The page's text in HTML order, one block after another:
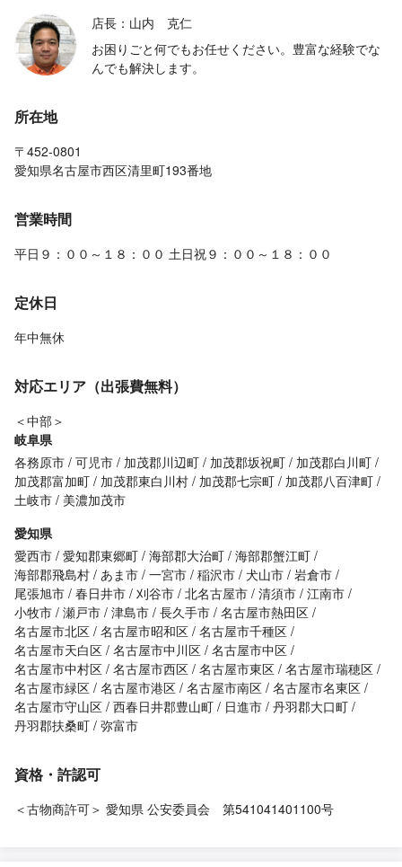
店長：山内 克仁
お困りごと何でもお任せください。豊富な経験でな
んでも解決します。
所在地
〒452-0801
愛知県名古屋市西区清里町193番地
営業時間
平日９：００～１８：００ 土日祝９：００～１８：００
定休日
年中無休
対応エリア（出張費無料）
＜中部＞
岐阜県
各務原市 可児市 加茂郡川辺町 加茂郡坂祝町
加茂郡白川町
加茂郡富加町
加茂郡東白川村 加茂郡七宗町
加茂郡八百津町
土岐市
美濃加茂市
愛知県
愛西市 愛知郡東郷町 海部郡大治町 海部郡蟹江町
海部郡飛島村 あま市 一宮市 稲沢市 犬山市 岩倉市
尾張旭市 春日井市 刈谷市 北名古屋市 清須市 江南市
小牧市 瀬戸市 津島市 長久手市 名古屋市熱田区
名古屋市北区 名古屋市昭和区 名古屋市千種区
名古屋市天白区 名古屋市中川区 名古屋市中区
名古屋市中村区 名古屋市西区 名古屋市東区 名古屋市瑞穂区
名古屋市緑区 名古屋市港区 名古屋市南区 名古屋市名東区
名古屋市守山区 西春日井郡豊山町 日進市 丹羽郡大口町
丹羽郡扶桑町 弥富市
資格・許認可
＜古物商許可＞ 愛知県 公安委員会 第541041401100号